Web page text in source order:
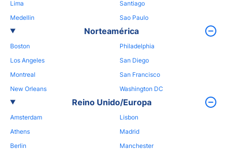
Lima
Medellin
Santiago
Sao Paulo
Norteamérica
Boston
Los Angeles
Montreal
New Orleans
Philadelphia
San Diego
San Francisco
Washington DC
Reino Unido/Europa
Amsterdam
Athens
Berlin
Lisbon
Madrid
Manchester